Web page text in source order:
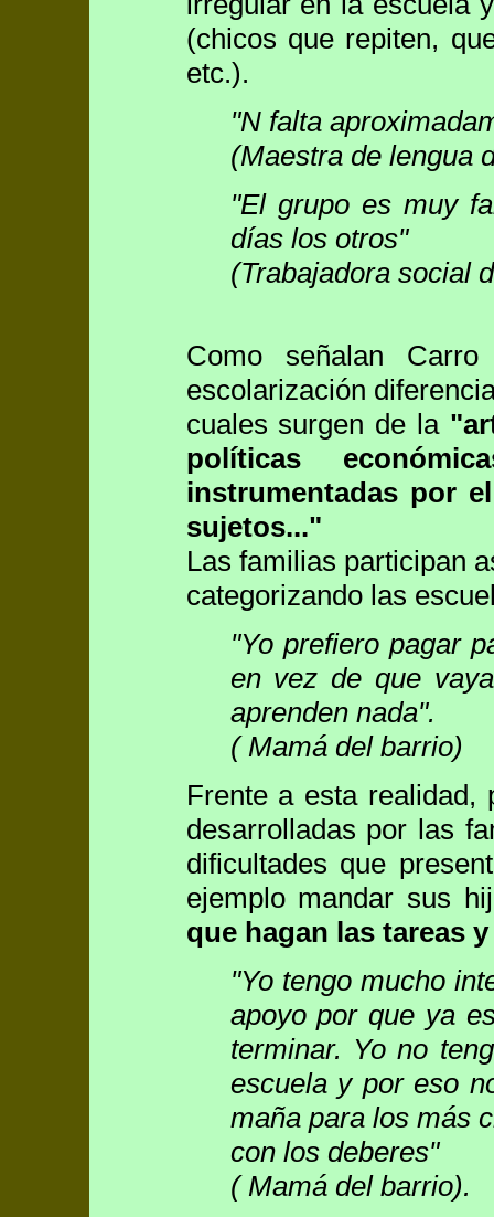
(chicos que repiten,
etc.).
"N falta
(Maestra de lengua
"El grupo es muy
días los otros"
(Trabajadora social
Como señalan
escolarización
cuales surgen de la
políticas
instrumentadas por
sujetos..."
Las familias participan
categorizando las
"Yo prefiero pagar
en vez de que
aprenden nada".
( Mamá del barrio)
Frente a esta realidad,
desarrolladas por las
dificultades que
ejemplo mandar sus
que hagan las tareas
"Yo tengo mucho
apoyo por que ya
terminar. Yo no
escuela y por eso
maña para los más
con los deberes"
( Mamá del barrio).